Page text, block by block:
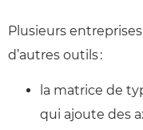
Plusieurs
d’autres outils :
la matrice de
qui ajoute des